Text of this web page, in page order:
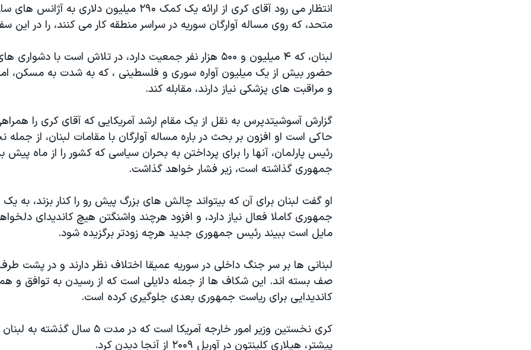
انتظار می رود آقای کری از ارائه یک کمک ۲۹۰ میلیون دلاری به
متحد، که روی مساله آوارگان سوریه در سراسر منطقه کار می کنند، را در این
لبنان، که ۴ میلیون و ۵۰۰ هزار نفر جمعیت دارد، در تلاش است با
حضور بیش از یک میلیون آواره سوری و فلسطینی ، که به شدت به مسکن،
و مراقبت های پزشکی نیاز دارند، مقابله کند.
گزارش آسوشیتدپرس به نقل از یک مقام ارشد آمریکایی که آقای کری را
حاکی است او افزون بر بحث در باره مساله آوارگان با مقامات لبنان، از
رئیس پارلمان، آنها را برای پرداختن به بحران سیاسی که کشور را از ماه
جمهوری گذاشته است، زیر فشار خواهد گذاشت.
او گفت لبنان برای آن که بیتواند چالش های بزرگ پیش رو را کنار بزند، به
جمهوری کاملا فعال نیاز دارد، و افزود هرچند واشنگتن هیچ کاندیدای
مایل است ببیند رئیس جمهوری جدید هرچه زودتر برگزیده شود.
لبنانی ها بر سر جنگ داخلی در سوریه عمیقا اختلاف نظر دارند و در پشت
صف بسته اند. این شکاف ها از جمله دلایلی است که از رسیدن به توافق و
کاندیدایی برای ریاست جمهوری بعدی جلوگیری کرده است.
کری نخستین وزیر امور خارجه آمریکا است که در
پیشتر، هیلاری کلینتون در آوریل ۲۰۰۹ از آنجا دیدن کرد
.